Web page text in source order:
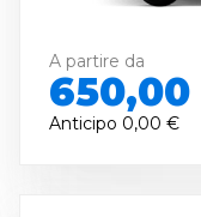
A partire da
650,00
Anticipo 0,00 €